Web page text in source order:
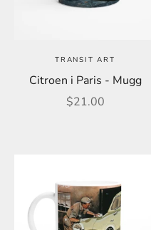
TRANSIT ART
Citroen i Paris - Mugg
REA-pris
$21.00